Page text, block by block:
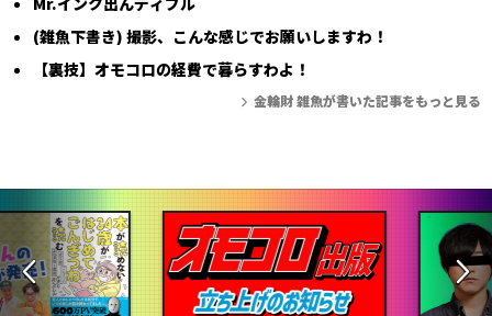
(雑魚下書き) 撮影、こんな感じでお願いしますわ！
【裏技】オモコロの経費で暮らすわよ！
金輪財 雑魚が書いた記事をもっと見る